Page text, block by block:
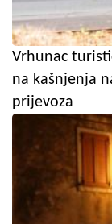
Vrhunac
na kašnjenja
prijevoza